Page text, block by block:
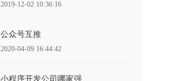
2019-12-02 10:36:16
公众号互推
2020-04-09 16:44:42
小程序开发公司哪家强